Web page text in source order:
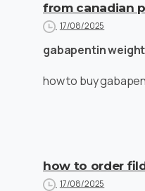
from canadian
17/08/2025
gabapentin
how to buy
how to order
17/08/2025